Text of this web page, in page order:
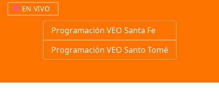
EN VIVO
Programación VEO Santa Fe
Programación VEO Santo Tomé